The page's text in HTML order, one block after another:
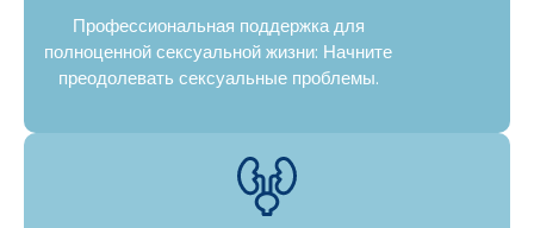
Профессиональная поддержка для
полноценной сексуальной жизни: Начните
преодолевать сексуальные проблемы.